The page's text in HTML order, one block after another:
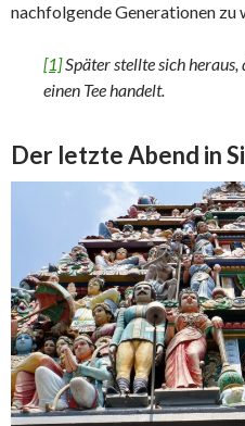
nachfolgende Generationen zu
[1]Später stellte sich heraus,
einen Tee handelt.
Der letzte Abend in